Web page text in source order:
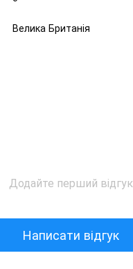
Велика Британія
Додайте перший відгук
Написати відгук